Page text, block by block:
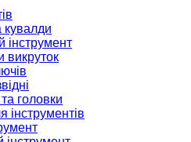
кувалди
інструмент
викруток
головки
інструментів